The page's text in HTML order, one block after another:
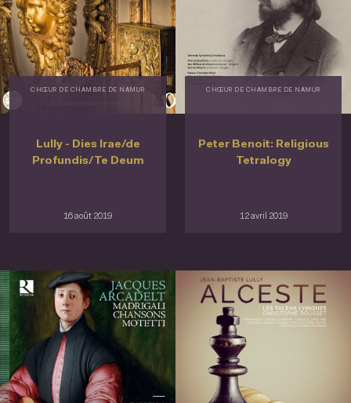
CHŒUR DE CHAMBRE DE NAMUR
Lully - Dies Irae/de
Profundis/Te Deum
16 août 2019
CHŒUR DE CHAMBRE DE NAMUR
Peter Benoit: Religious
Tetralogy
12 avril 2019